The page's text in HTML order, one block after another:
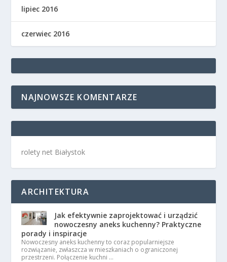
lipiec 2016
czerwiec 2016
NAJNOWSZE KOMENTARZE
rolety net Białystok
ARCHITEKTURA
Jak efektywnie zaprojektować i urządzić
nowoczesny aneks kuchenny? Praktyczne
porady i inspiracje
Nowoczesny aneks kuchenny to coraz popularniejsze
rozwiązanie, zwłaszcza w mieszkaniach o ograniczonej
przestrzeni. Połączenie kuchni …